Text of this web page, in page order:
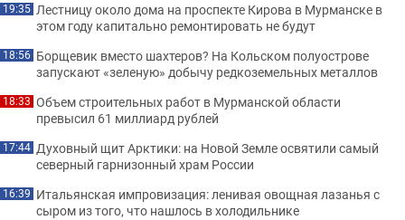
19:35 Лестницу около дома на проспекте Кирова в Мурманске в
этом году капитально ремонтировать не будут
18:56 Борщевик вместо шахтеров? На Кольском полуострове
запускают «зеленую» добычу редкоземельных металлов
18:33 Объем строительных работ в Мурманской области
превысил 61 миллиард рублей
17:44 Духовный щит Арктики: на Новой Земле освятили самый
северный гарнизонный храм России
16:39 Итальянская импровизация: ленивая овощная лазанья с
сыром из того, что нашлось в холодильнике